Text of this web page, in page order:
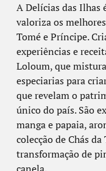
A Delícias das Ilhas
valoriza os
Tomé e Príncipe.
experiências e
Loloum, que
especiarias para
que revelam o
único do país. São
manga e papaia,
colecção de Chás
transformação de